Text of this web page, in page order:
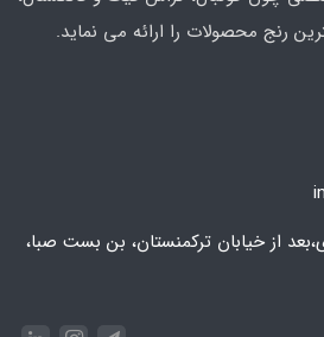
رنج محصولات را ارائه می نماید.
از خیابان ترکمنستان، بن بست صبا،